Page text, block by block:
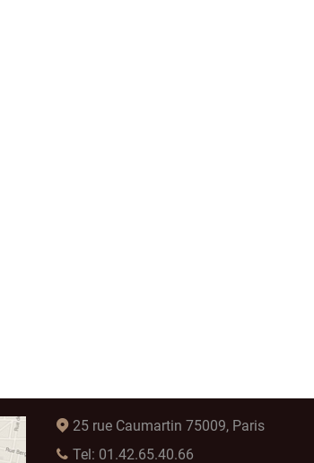
25 rue Caumartin 75009, Paris
Tel: 01.42.65.40.66